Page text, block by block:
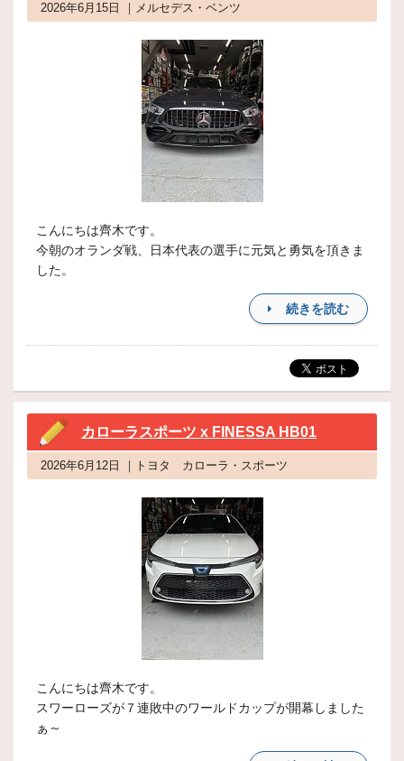
2026年6月15日 ｜メルセデス・ベンツ
こんにちは齊木です。
今朝のオランダ戦、日本代表の選手に元気と勇気を頂きま
した。
続きを読む
カローラスポーツ x FINESSA HB01
2026年6月12日 ｜トヨタ カローラ・スポーツ
こんにちは齊木です。
スワーローズが７連敗中のワールドカップが開幕しました
ぁ～